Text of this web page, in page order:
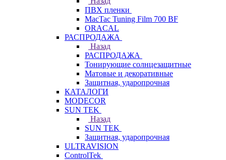
ПВХ пленки
MacTac Tuning Film 700 BF
ORACAL
РАСПРОДАЖА
Назад
РАСПРОДАЖА
Тонирующие солнцезащитные
Матовые и декоративные
Защитная, ударопрочная
КАТАЛОГИ
MODECOR
SUN TEK
Назад
SUN TEK
Защитная, ударопрочная
ULTRAVISION
ControlTek